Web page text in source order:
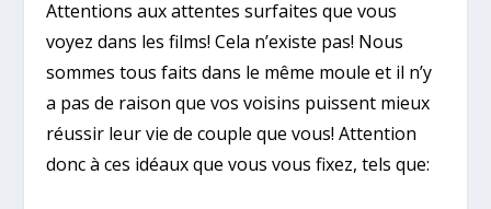
Attentions aux attentes surfaites que vous
voyez dans les films! Cela n’existe pas! Nous
sommes tous faits dans le même moule et il n’y
a pas de raison que vos voisins puissent mieux
réussir leur vie de couple que vous! Attention
donc à ces idéaux que vous vous fixez, tels que: